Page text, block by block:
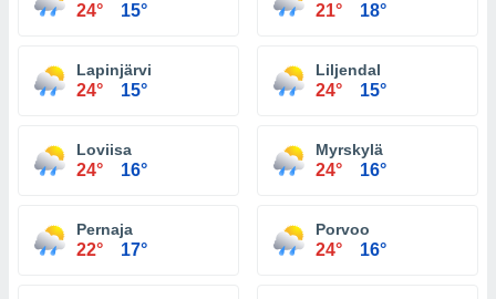
24° 15° 21° 18°
Lapinjärvi
24° 15°
Liljendal
24° 15°
Loviisa
24° 16°
Myrskylä
24° 16°
Pernaja
22° 17°
Porvoo
24° 16°